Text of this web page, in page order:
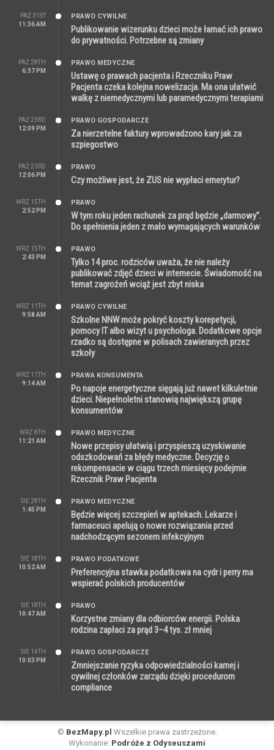
PAŹ 31ST
11:36 AM
PRAWO CYWILNE
Publikowanie wizerunku dzieci może łamać ich prawo
do prywatności. Potrzebne są zmiany
PAŹ 28TH
6:37 PM
PRAWO MEDYCZNE
Ustawę o prawach pacjenta i Rzeczniku Praw
Pacjenta czeka kolejna nowelizacja. Ma ona ułatwić
walkę z niemedycznymi lub paramedycznymi terapiami
PAŹ 23RD
12:09 PM
PRAWO GOSPODARCZE
Za nierzetelne faktury wprowadzono kary jak za
szpiegostwo
PAŹ 23RD
12:06 PM
PRAWO
Czy możliwe jest, że ZUS nie wypłaci emerytur?
WRZ 15TH
2:52 PM
PRAWO
W tym roku jeden rachunek za prąd będzie „darmowy”.
Do spełnienia jeden z mało wymagających warunków
WRZ 15TH
2:43 PM
PRAWO
Tylko 14 proc. rodziców uważa, że nie należy
publikować zdjęć dzieci w internecie. Świadomość na
temat zagrożeń wciąż jest zbyt niska
WRZ 11TH
9:58 AM
PRAWO CYWILNE
Szkolne NNW może pokryć koszty korepetycji,
pomocy IT albo wizyt u psychologa. Dodatkowe opcje
rzadko są dostępne w polisach zawieranych przez
szkoły
WRZ 11TH
9:14 AM
PRAWA KONSUMENTA
Po napoje energetyczne sięgają już nawet kilkuletnie
dzieci. Niepełnoletni stanowią największą grupę
konsumentów
WRZ 8TH
11:21 AM
PRAWO MEDYCZNE
Nowe przepisy ułatwią i przyspieszą uzyskiwanie
odszkodowań za błędy medyczne. Decyzję o
rekompensacie w ciągu trzech miesięcy podejmie
Rzecznik Praw Pacjenta
SIE 28TH
1:45 PM
PRAWO MEDYCZNE
Będzie więcej szczepień w aptekach. Lekarze i
farmaceuci apelują o nowe rozwiązania przed
nadchodzącym sezonem infekcyjnym
SIE 18TH
10:52 AM
PRAWO PODATKOWE
Preferencyjna stawka podatkowa na cydr i perry ma
wspierać polskich producentów
SIE 18TH
10:47 AM
PRAWO
Korzystne zmiany dla odbiorców energii. Polska
rodzina zapłaci za prąd 3–4 tys. zł mniej
SIE 14TH
10:03 PM
PRAWO GOSPODARCZE
Zmniejszanie ryzyka odpowiedzialności karnej i
cywilnej członków zarządu dzięki procedurom
compliance
© BezMapy.pl Wszelkie prawa zastrzeżone.
Wykonanie: Podróże z Odyseuszami